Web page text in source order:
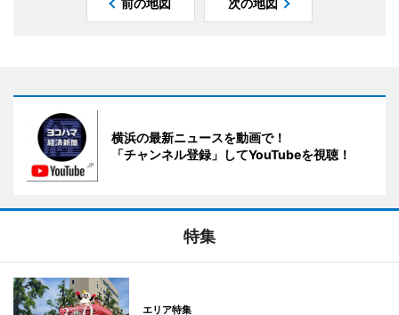
前の地図 次の地図
横浜の最新ニュースを動画で！
「チャンネル登録」してYouTubeを視聴！
特集
エリア特集